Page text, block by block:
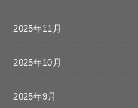
2025年11月
2025年10月
2025年9月